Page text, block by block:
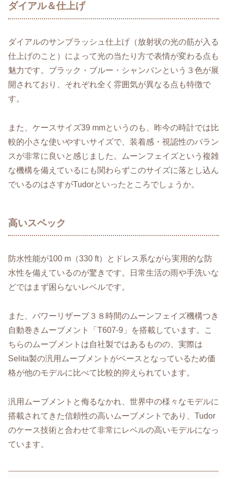
ダイアル＆仕上げ
ダイアルのサンブラッシュ仕上げ（放射状の光の筋が入る
仕上げのこと）によって光の当たり方で表情が変わる点も
魅力です。ブラック・ブルー・シャンパンという３色が展
開されており、それぞれ全く雰囲気が異なる点も特徴で
す。
また、ケースサイズ39 mmというのも、昨今の時計では比
較的小さな使いやすいサイズで、装着感・視認性のバラン
スが非常に良いと感じました。ムーンフェイズという複雑
な機構を備えているにも関わらずこのサイズに落とし込ん
でいるのはさすがTudorといったところでしょうか。
高いスペック
防水性能が100 m（330 ft）とドレス系ながら実用的な防
水性を備えているのが驚きです。日常生活の雨や手洗いな
どではまず困らないレベルです。
また、パワーリザーブ３８時間のムーンフェイズ機構つき
自動巻きムーブメント「T607-9」を搭載しています。こ
ちらのムーブメントは自社製ではあるものの、実際は
Selita製の汎用ムーブメントがベースとなっているため価
格が他のモデルに比べて比較的抑えられています。
汎用ムーブメントと侮るなかれ、世界中の様々なモデルに
搭載されてきた信頼性の高いムーブメントであり、Tudor
のケース技術と合わせて非常にレベルの高いモデルになっ
ています。